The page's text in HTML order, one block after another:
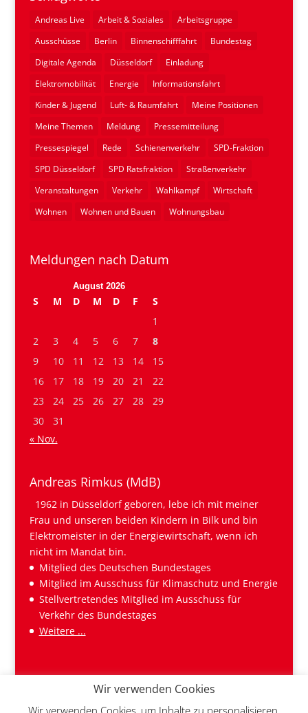
Andreas Live Arbeit & Soziales
Arbeitsgruppe
Ausschüsse
Berlin Binnenschifffahrt
Bundestag
Digitale Agenda
Düsseldorf
Einladung
Elektromobilität
Energie
Informationsfahrt
Kinder & Jugend
Luft- & Raumfahrt
Meine Positionen
Meine Themen
Meldung
Pressemitteilung
Pressespiegel
Rede Schienenverkehr
SPD-Fraktion
SPD Düsseldorf
SPD Ratsfraktion
Straßenverkehr
Veranstaltungen
Verkehr Wahlkampf
Wirtschaft
Wohnen
Wohnen und Bauen Wohnungsbau
Meldungen nach Datum
August 2026
S M D M D F
S
1
2
3 4 5 6 7
8
9
10 11 12 13 14
15
16
17 18 19 20 21
22
23
24 25 26 27 28
29
30
31
« Nov.
Andreas Rimkus (MdB)
1962 in Düsseldorf geboren, lebe ich mit meiner
Frau und unseren beiden Kindern in Bilk und bin
Elektromeister in der Energiewirtschaft, wenn ich
nicht im Mandat bin.
Mitglied des Deutschen Bundestages
Mitglied im Ausschuss für Klimaschutz und Energie
Stellvertretendes Mitglied im Ausschuss für
Verkehr des Bundestages
Weitere ...
Wir verwenden Cookies
Wir verwenden Cookies, um Inhalte zu personalisieren,